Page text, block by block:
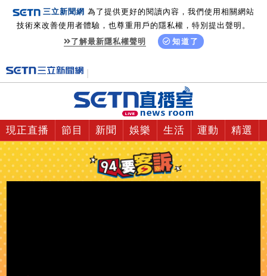
三立新聞網 為了提供更好的閱讀內容，我們使用相關網站
技術來改善使用者體驗，也尊重用戶的隱私權，特別提出聲明。
了解最新隱私權聲明
知道了
現正直播 節目 新聞 娛樂 生活 運動 精選